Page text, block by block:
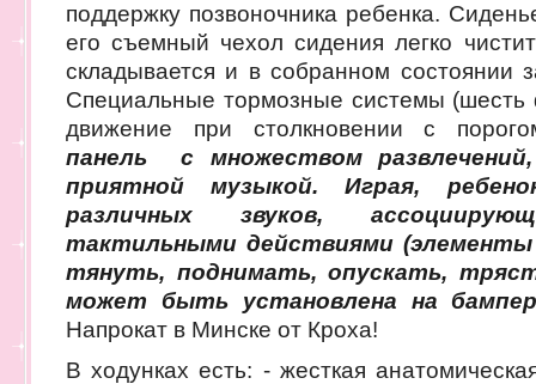
поддержку позвоночника ребенка.
его съемный чехол сидения легко
складывается и в собранном состоянии
Специальные тормозные системы (шесть
движение при столкновении с
панель
с множеством
приятной музыкой. Играя,
различных звуков,
тактильными действиями
тянуть, поднимать, опускать,
может быть установлена на
Напрокат в Минске от Кроха!
В ходунках есть: - жесткая